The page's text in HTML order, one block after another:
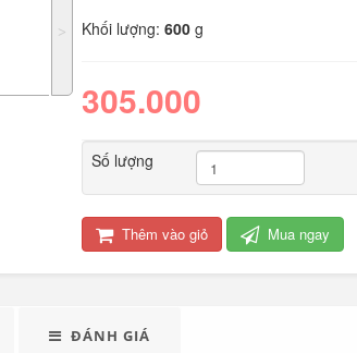
˃ Khối lượng:600 g
305.000
Số lượng
Thêm vào giỏ Mua ngay
ĐÁNH GIÁ
Quạt điện đôi 12V
Máy xay sinh tố đa
năng Shake...
nghiệp Centron